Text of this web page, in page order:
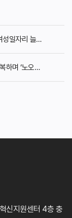
(여성신문 퍼옴) 4차 혁명으로 여성일자리 늘어난다
[절벽세대, 세상에 묻다] 휴학 반복하며 ‘노오력’ ..
신지원센터 4층 충